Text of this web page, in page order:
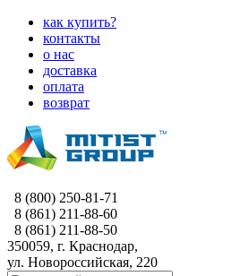
как купить?
контакты
о нас
доставка
оплата
возврат
8 (800) 250-81-71
8 (861) 211-88-60
8 (861) 211-88-50
350059, г. Краснодар,
ул. Новороссийская, 220